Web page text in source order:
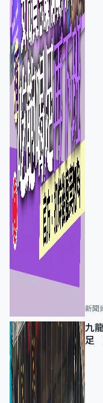
新聞
九
足